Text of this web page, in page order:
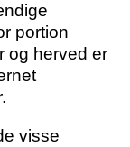
portion
og herved er
visse